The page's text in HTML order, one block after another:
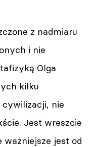
z nadmiaru
i nie
Olga
kilku
cywilizacji, nie
Jest wreszcie
ważniejsze jest od